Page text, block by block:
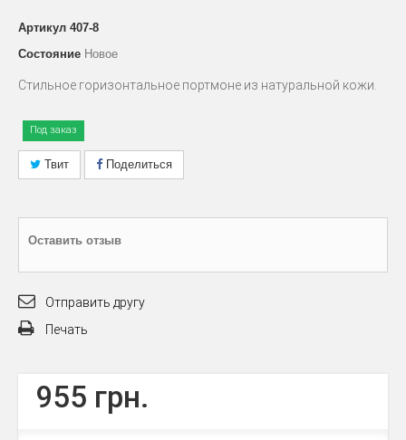
Артикул 407-8
Состояние Новое
Cтильное горизонтальное портмоне из натуральной кожи.
Под заказ
Твит Поделиться
Оставить отзыв
Отправить другу
Печать
955 грн.